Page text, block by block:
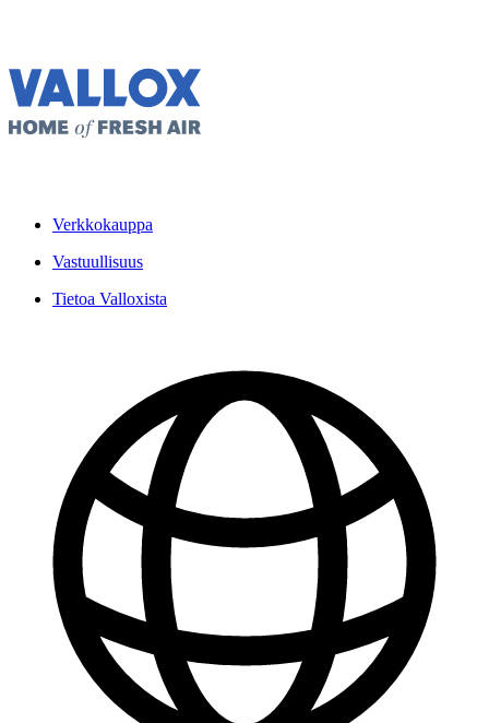
Verkkokauppa
Vastuullisuus
Tietoa Valloxista